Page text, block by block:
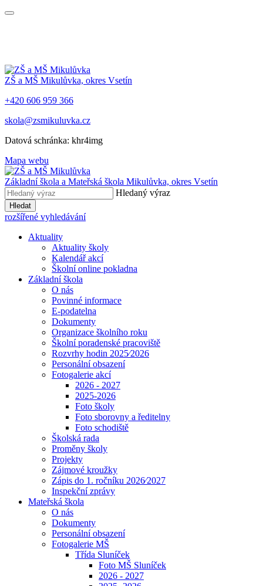
ZŠ a MŠ Mikulůvka, okres Vsetín
+420 606 959 366
skola@zsmikuluvka.cz
Datová schránka: khr4img
Mapa webu
Základní škola a Mateřská škola Mikulůvka, okres Vsetín
Hledaný výraz
Hledat
rozšířené vyhledávání
Aktuality
Aktuality školy
Kalendář akcí
Školní online pokladna
Základní škola
O nás
Povinné informace
E-podatelna
Dokumenty
Organizace školního roku
Školní poradenské pracoviště
Rozvrhy hodin 2025⁄2026
Personální obsazení
Fotogalerie akcí
2026 - 2027
2025-2026
Foto školy
Foto sborovny a ředitelny
Foto schodiště
Školská rada
Proměny školy
Projekty
Zájmové kroužky
Zápis do 1. ročníku 2026⁄2027
Inspekční zprávy
Mateřská škola
O nás
Dokumenty
Personální obsazení
Fotogalerie MŠ
Třída Sluníček
Foto MŠ Sluníček
2026 - 2027